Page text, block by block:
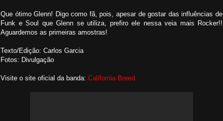
Que ótimo Glenn! Digo como fã, pois, apesar de gostar das influências de
Funk e Soul que Glenn se utiliza, prefiro ele nessa veia mais Rocker!!
Aguardemos as primeiras amostras!
Texto/Edição: Carlos Garcia
Fotos: Divulgação
Visite o site oficial da banda: California Breed